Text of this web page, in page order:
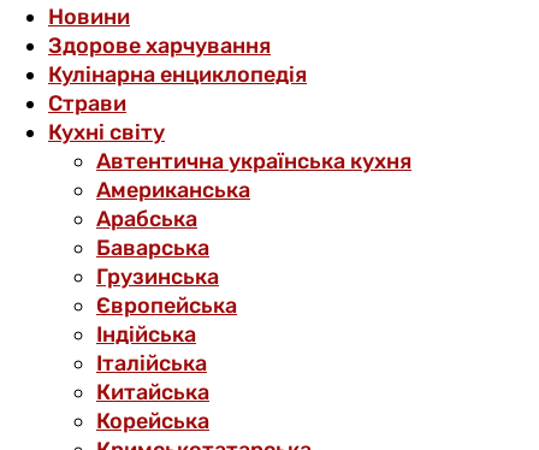
Новини
Здорове харчування
Кулінарна енциклопедія
Страви
Кухні світу
Автентична українська кухня
Американська
Арабська
Баварська
Грузинська
Європейська
Індійська
Італійська
Китайська
Корейська